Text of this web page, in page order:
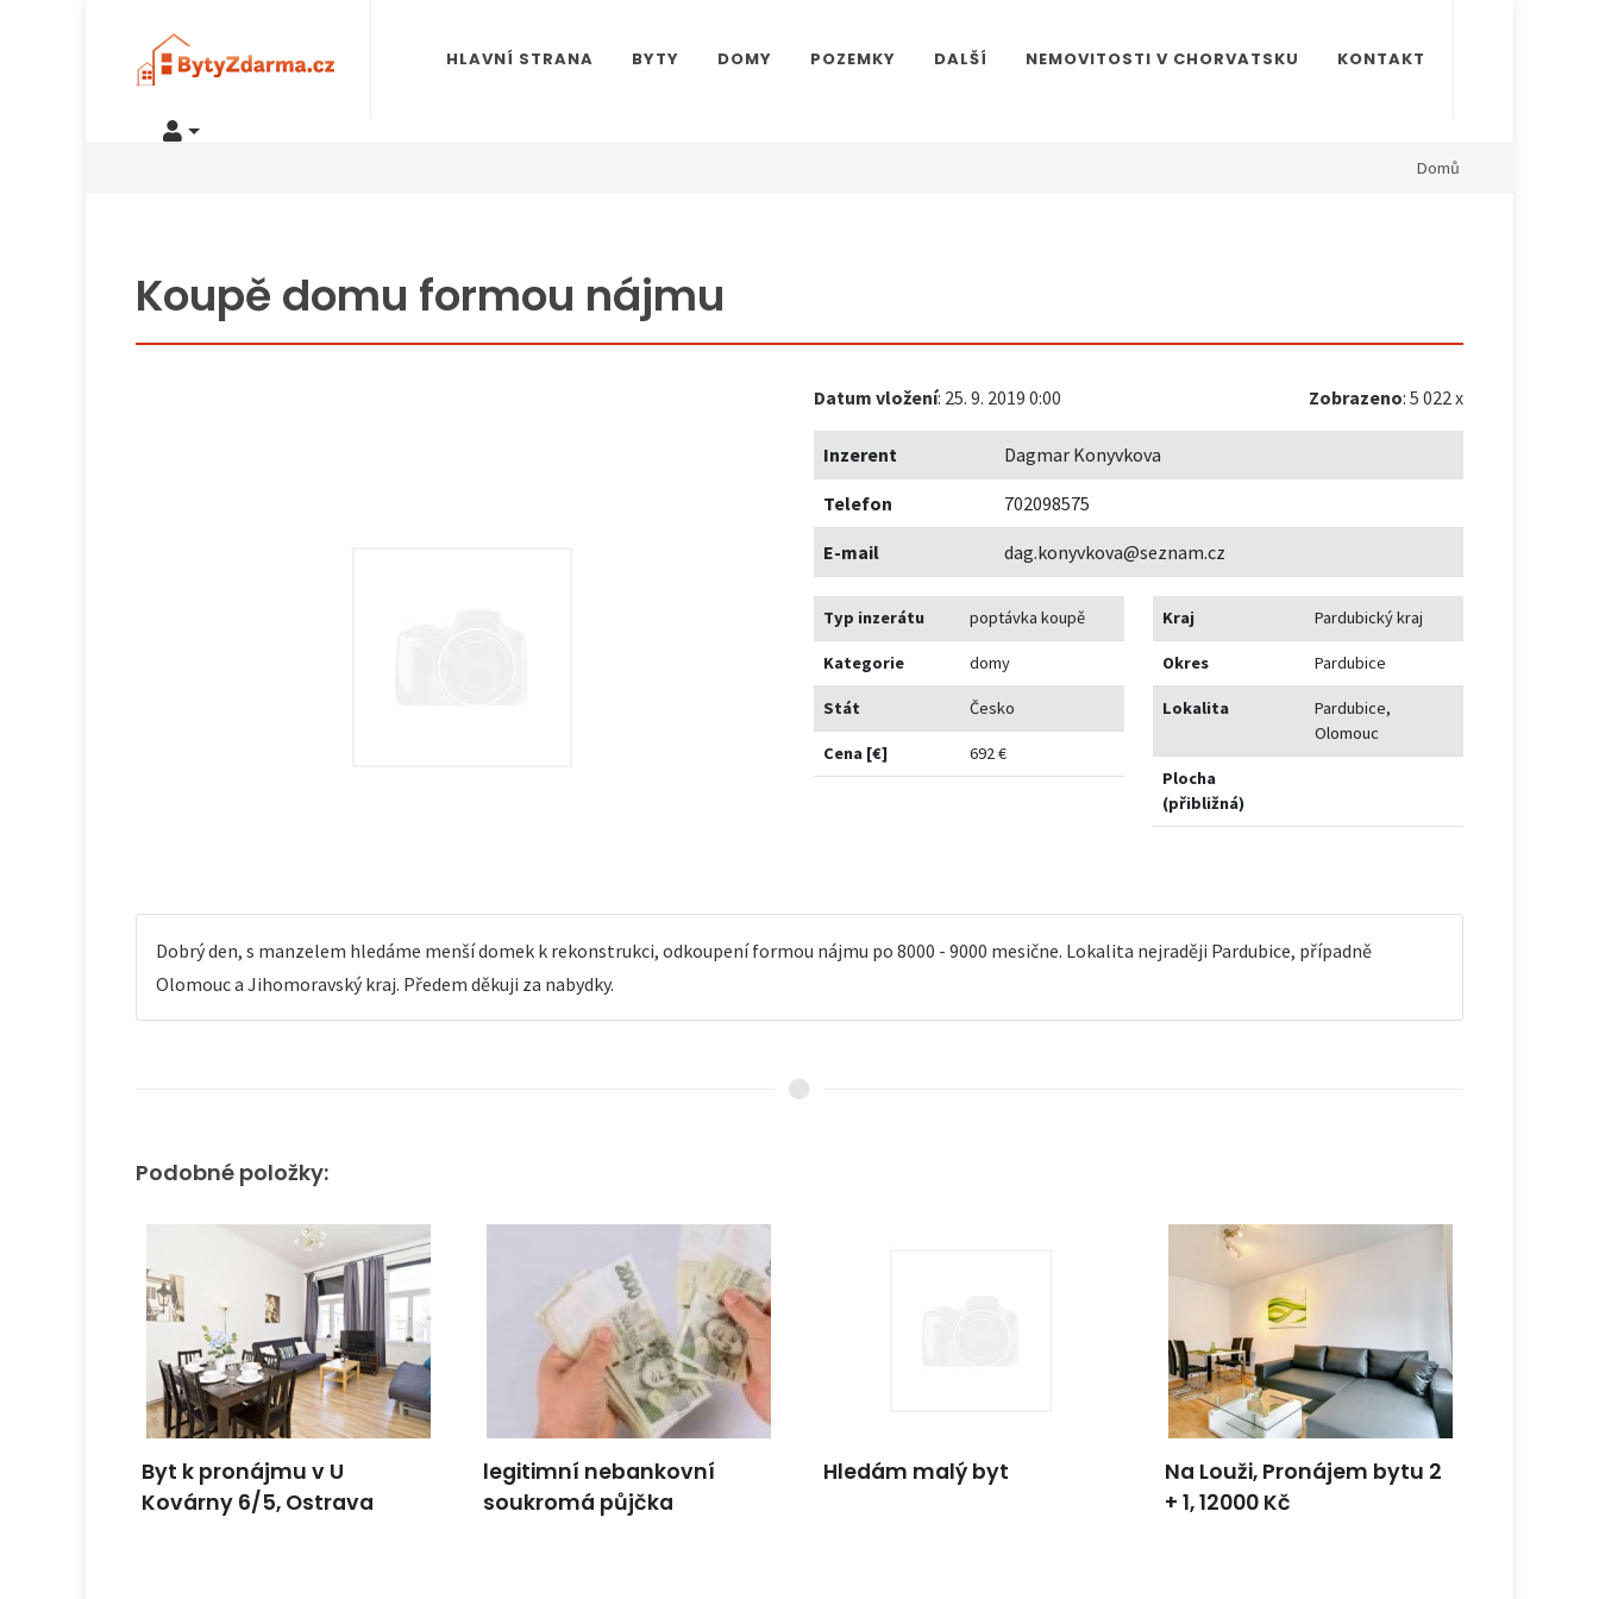
HLAVNÍ STRANA BYTY DOMY POZEMKY DALŠÍ NEMOVITOSTI V CHORVATSKU KONTAKT
Domů
Koupě domu formou nájmu
Datum vložení: 25. 9. 2019 0:00 Zobrazeno: 5 022 x
Inzerent Dagmar Konyvkova
Telefon 702098575
E-mail dag.konyvkova@seznam.cz
Typ inzerátu poptávka koupě
Kategorie domy
Stát Česko
Cena [€] 692 €
Kraj Pardubický kraj
Okres Pardubice
Lokalita
Pardubice,
Olomouc
Plocha
(přibližná)
Dobrý den, s manzelem hledáme menší domek k rekonstrukci, odkoupení formou nájmu po 8000 - 9000 mesične. Lokalita nejraději Pardubice, případně
Olomouc a Jihomoravský kraj. Předem děkuji za nabydky.
Podobné položky:
Byt k pronájmu v U
Kovárny 6/5, Ostrava
legitimní nebankovní
soukromá půjčka
Hledám malý byt
Na Louži, Pronájem bytu 2
+ 1, 12000 Kč